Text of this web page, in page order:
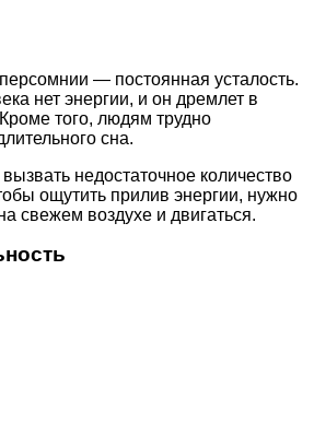
— постоянная усталость.
нет энергии, и он дремлет в
того, людям трудно
сна.
недостаточное количество
ощутить прилив энергии, нужно
свежем воздухе и двигаться.